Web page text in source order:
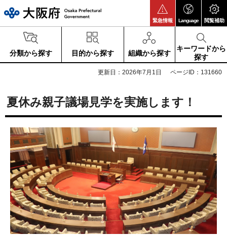
緊急情報 Language 閲覧補助
分類から探す 目的から探す 組織から探す
キーワードから
探す
更新日：2026年7月1日 ページID：131660
夏休み親子議場見学を実施します！